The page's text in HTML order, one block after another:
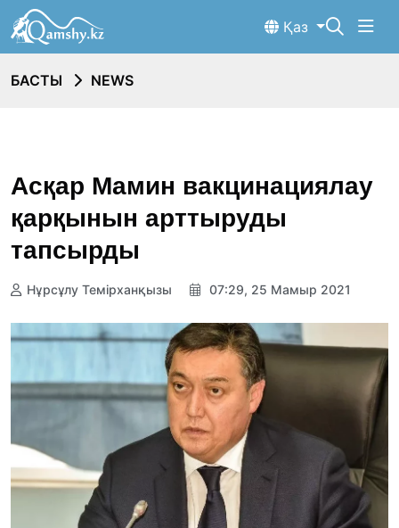
Қаз
БАСТЫ NEWS
Асқар Мамин вакцинациялау
қарқынын арттыруды
тапсырды
Нұрсұлу Темірханқызы 07:29, 25 Мамыр 2021